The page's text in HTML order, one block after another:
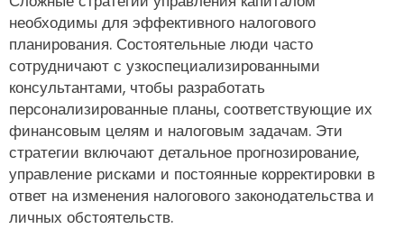
необходимы для эффективного налогового
планирования. Состоятельные люди часто
сотрудничают с узкоспециализированными
консультантами, чтобы разработать
персонализированные планы, соответствующие их
финансовым целям и налоговым задачам. Эти
стратегии включают детальное прогнозирование,
управление рисками и постоянные корректировки в
ответ на изменения налогового законодательства и
личных обстоятельств.